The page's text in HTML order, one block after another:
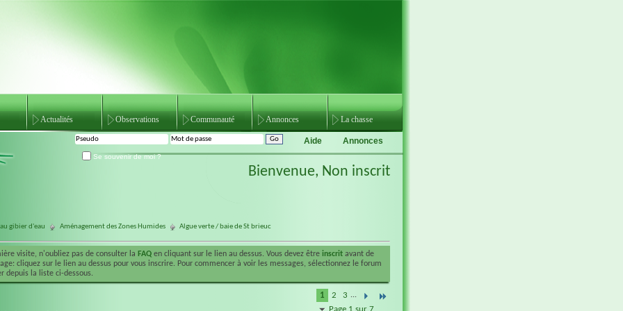
Actualités Observations Communauté Annonces La chasse
Annonces
Aide
Se souvenir de moi ?
Bienvenue, Non inscrit
au gibier d'eau Aménagement des Zones Humides Algue verte / baie de St brieuc
visite, n'oubliez pas de consulter la FAQ en cliquant sur le lien au dessus. Vous devez être inscrit avant de
cliquez sur le lien au dessus pour vous inscrire. Pour commencer à voir les messages, sélectionnez le forum
depuis la liste ci-dessous.
1 2 3 ...